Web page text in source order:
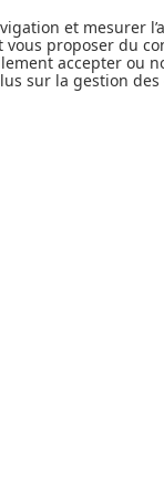
Babyzen,
Pour
et mesurer
vous proposer du
accepter ou
sur la gestion